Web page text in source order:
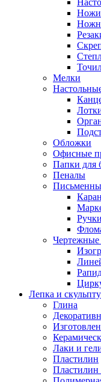
Ножи
Мелки
Обложки
Офисные
Папки для
Пеналы
Ручки
Чертежные
Лепка и
Глина
Лаки и
Пластилин
Пластилин